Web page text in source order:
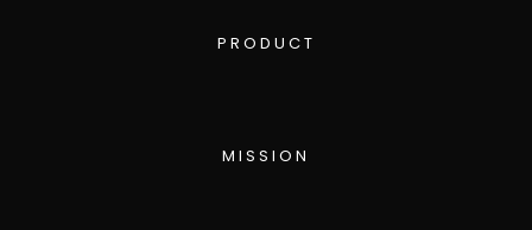
PRODUCT
MISSION